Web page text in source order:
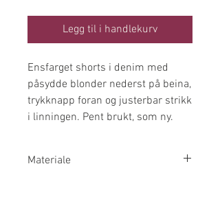
Legg til i handlekurv
Ensfarget shorts i denim med
påsydde blonder nederst på beina,
trykknapp foran og justerbar strikk
i linningen. Pent brukt, som ny.
Materiale